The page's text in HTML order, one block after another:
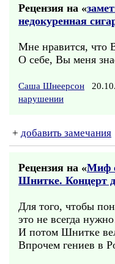
Рецензия на «
недокуренная
Мне нравится, что
О себе, Вы меня
Саша Шнеерсон
нарушении
+ добавить замечания
Рецензия на «Миф
Шнитке. Концерт
Для того, чтобы
это не всегда
И потом Шнитке
Впрочем гениев в